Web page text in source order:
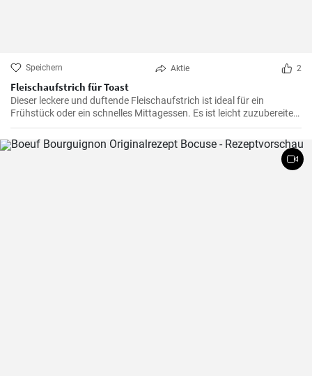
Speichern Aktie 2
Fleischaufstrich für Toast
Dieser leckere und duftende Fleischaufstrich ist ideal für ein
Frühstück oder ein schnelles Mittagessen. Es ist leicht zuzubereiten
und wird sicherlich alle Fleischliebhaber erfreuen.